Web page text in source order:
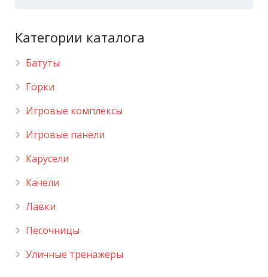
Категории каталога
Батуты
Горки
Игровые комплексы
Игровые панели
Карусели
Качели
Лавки
Песочницы
Уличные тренажеры